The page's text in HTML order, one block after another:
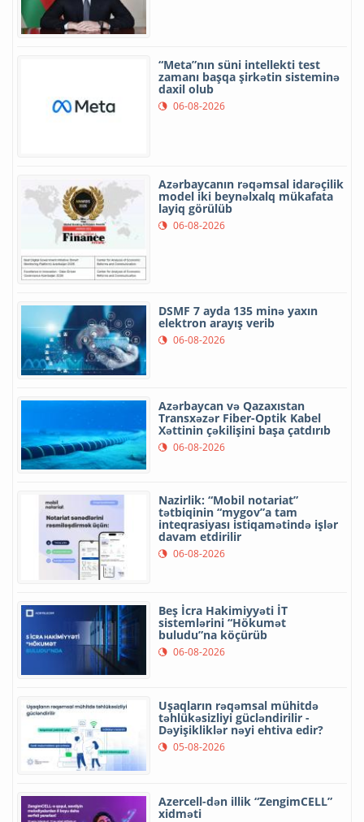
“Meta”nın süni intellekti test
zamanı başqa şirkətin sisteminə
daxil olub
06-08-2026
Azərbaycanın rəqəmsal idarəçilik
model iki beynəlxalq mükafata
layiq görülüb
06-08-2026
DSMF 7 ayda 135 minə yaxın
elektron arayış verib
06-08-2026
Azərbaycan və Qazaxıstan
Transxəzər Fiber-Optik Kabel
Xəttinin çəkilişini başa çatdırıb
06-08-2026
Nazirlik: “Mobil notariat”
tətbiqinin “mygov”a tam
inteqrasiyası istiqamətində işlər
davam etdirilir
06-08-2026
Beş İcra Hakimiyyəti İT
sistemlərini “Hökumət
buludu”na köçürüb
06-08-2026
Uşaqların rəqəmsal mühitdə
təhlükəsizliyi gücləndirilir -
Dəyişikliklər nəyi ehtiva edir?
05-08-2026
Azercell-dən illik “ZengimCELL”
xidməti